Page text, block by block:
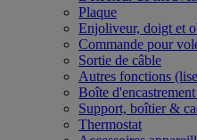
Plaque
Enjoliveur, doigt et
Commande pour
Sortie de câble
Autres fonctions
Boîte
Support, boîtier &
Thermostat